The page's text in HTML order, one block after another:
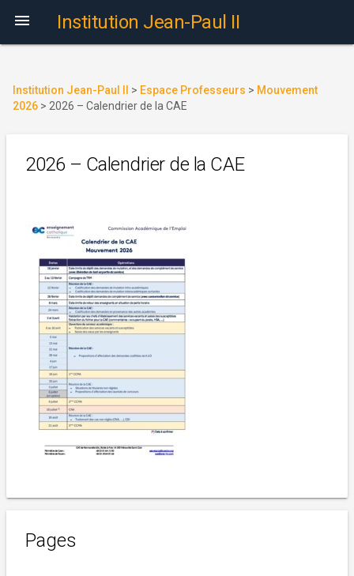
 Institution Jean-Paul II
Institution Jean-Paul II > Espace Professeurs > Mouvement
2026 > 2026 – Calendrier de la CAE
2026 – Calendrier de la CAE
Pages